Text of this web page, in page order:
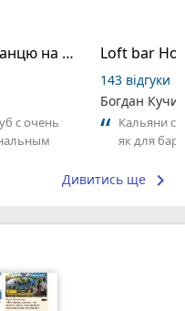
Victoria, школа спортивного танцю на пілоні
с очень
Loft bar
143 відгуки
Богдан
Кальяни
як для
Дивитись ще keyboard_arrow_right